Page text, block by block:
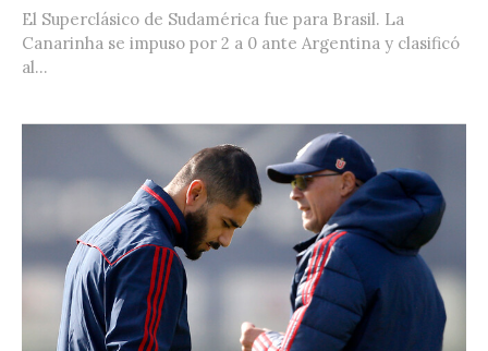
El Superclásico de Sudamérica fue para Brasil. La
Canarinha se impuso por 2 a 0 ante Argentina y clasificó
al...